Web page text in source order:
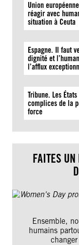
Union
réagir avec
situation à Ceuta
Espagne. Il faut
dignité et
l’afflux
Tribune. Les
complices de la
force
FAITES UN
Ensemble,
humains